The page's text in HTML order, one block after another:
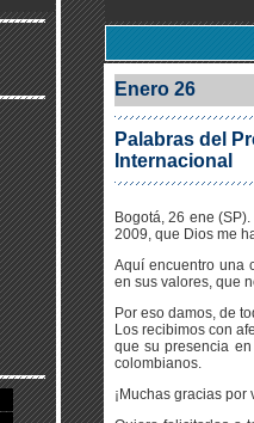
Enero 26
Palabras del
Internacional
Bogotá, 26 ene
2009, que Dios me
Aquí encuentro una
en sus valores, que
Por eso damos, de
Los recibimos con
que su presencia
colombianos.
¡Muchas gracias por